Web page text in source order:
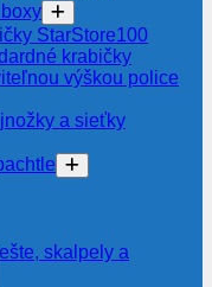
StarStore100
krabičky
výškou police
a sieťky
skalpely a